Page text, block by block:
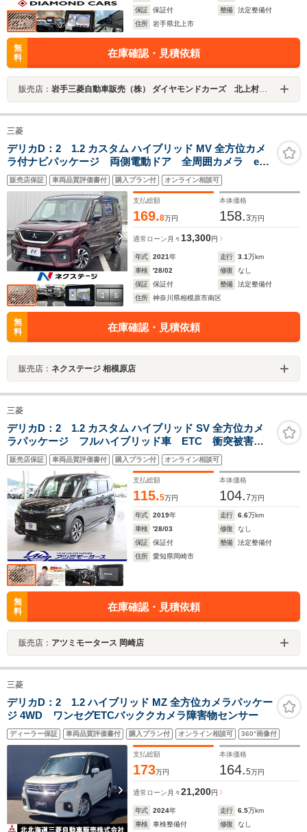
保証
保証付 整備
法定整備付
住所
岩手県北上市
無
料
在庫確認・見積依頼
販売店： 岩手三菱自動車販売（株） ダイヤモンドカーズ 北上村崎野
三菱
デリカD：2 1.2 カスタム ハイブリッド MV 全方位カメ
ラ付ナビパッケージ 両側電動ドア 全周囲カメラ eア
シスト 2トーンカラー 純正9インチナビ スマートキ
ー シートヒーター 純正15インチアルミ 車線逸脱
警報 オートライト オートエアコン
販売店保証 車両品質評価書付 購入プラン付 オンライン相談可
支払総額
169.8万円
本体価格
158.3万円
通常ローン 月々13,300円
年式 2021年 走行 3.1万km
車検
'28/02 修復
なし
保証
保証付 整備
法定整備付
住所
神奈川県相模原市南区
無
料
在庫確認・見積依頼
販売店： ネクステージ 相模原店
三菱
デリカD：2 1.2 カスタム ハイブリッド SV 全方位カメ
ラパッケージ フルハイブリッド車 ETC 衝突被害軽
減ブレーキ 後退時ブレーキサポート アダプティブク
ルーズコントロール 両側パワースライドドア シート
ヒーター スマートキー 9型ワイドナビ フルセグTV
全方位カメラ
販売店保証 車両品質評価書付 購入プラン付 オンライン相談可
支払総額
115.5万円
本体価格
104.7万円
年式 2019年 走行 6.6万km
車検
'28/03 修復
なし
保証
保証付 整備
法定整備付
住所
愛知県岡崎市
無
料
在庫確認・見積依頼
販売店： アツミモータース 岡崎店
三菱
デリカD：2 1.2 ハイブリッド MZ 全方位カメラパッケー
ジ 4WD ワンセグETCバッククカメラ障害物センサー
ディーラー保証 車両品質評価書付 購入プラン付 オンライン相談可 360°画像付
支払総額
173万円
本体価格
164.5万円
通常ローン 月々21,200円
年式 2024年 走行 6.5万km
車検
車検整備付 修復
なし